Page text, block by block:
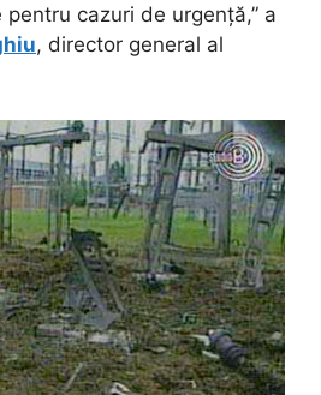
pentru cazuri de urgență,” a
, director general al